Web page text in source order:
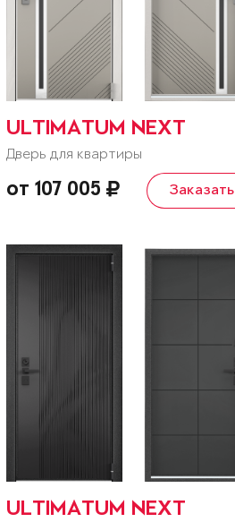
ULTIMATUM NEXT
Дверь для квартиры
от 107 005 Заказать
ULTIMATUM NEXT